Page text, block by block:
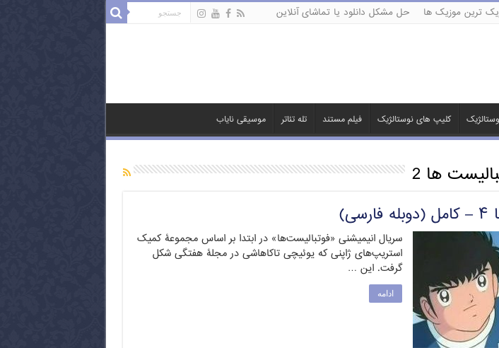
ترین موزیک ها حل مشکل دانلود یا تماشای آنلاین
کلیپ های نوستالژیک فیلم مستند تله تئاتر موسیقی نایاب
ها 2
سریال انیمیشنی «فوتبالیست‌ها» در ابتدا بر اساس مجموعۀ کمیک
استریپ‌های ژاپنی که یوئیچی تاکاهاشی در مجلۀ هفتگی شکل
گرفت. این …
ادامه